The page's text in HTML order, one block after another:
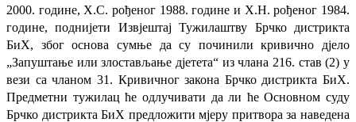
2000. године, Х.С. рођеног 1988. године и Х.Н. рођеног 1984.
године, поднијети Извјештај Тужилаштву Брчко дистрикта
БиХ, због основа сумње да су починили кривично дјело
„Запуштање или злостављање дјетета“ из члана 216. став (2) у
вези са чланом 31. Кривичног закона Брчко дистрикта БиХ.
Предметни тужилац ће одлучивати да ли ће Основном суду
Брчко дистрикта БиХ предложити мјеру притвора за наведена